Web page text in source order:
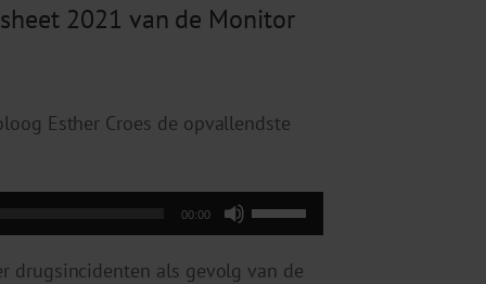
2021 van de Monitor
Esther Croes de opvallendste
00:00
Gebruik
Omhoog/Omlaag
pijltoetsen
drugsincidenten als gevolg van de